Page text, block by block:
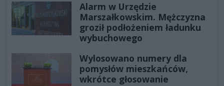
Alarm w Urzędzie
Marszałkowskim. Mężczyzna
groził podłożeniem ładunku
wybuchowego
Wylosowano numery dla
pomysłów mieszkańców,
wkrótce głosowanie